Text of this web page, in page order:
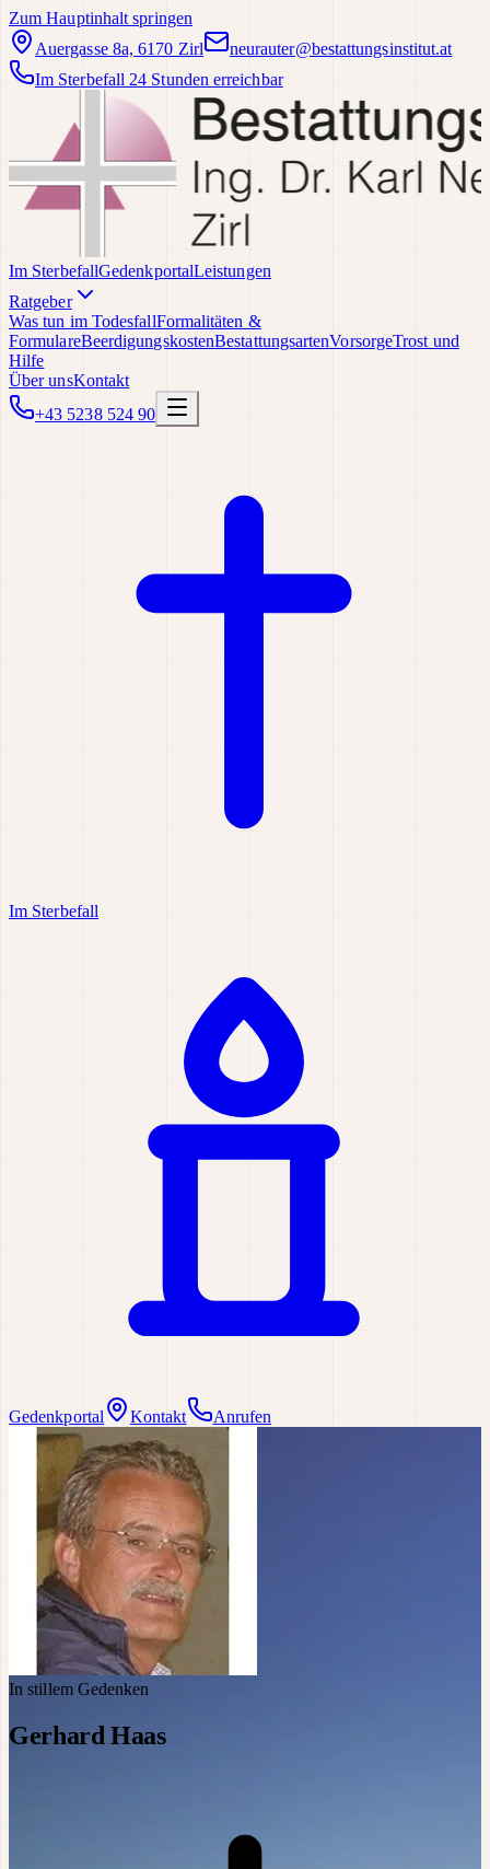
Zum Hauptinhalt springen
Auergasse 8a, 6170 Zirl
neurauter@bestattungsinstitut.at
Im Sterbefall 24 Stunden erreichbar
Im SterbefallGedenkportalLeistungen
Ratgeber
Was tun im TodesfallFormalitäten &
FormulareBeerdigungskostenBestattungsartenVorsorgeTrost und
Hilfe
Über unsKontakt
+43 5238 524 90
Im Sterbefall
Gedenkportal Kontakt Anrufen
In stillem Gedenken
Gerhard Haas